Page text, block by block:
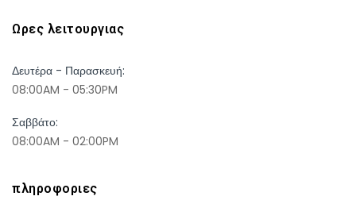
Ωρες λειτουργιας
Δευτέρα - Παρασκευή:
08:00AM - 05:30PM
Σαββάτο:
08:00AM - 02:00PM
πληροφοριες